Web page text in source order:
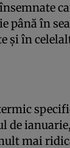
până în
şi în
de
mai